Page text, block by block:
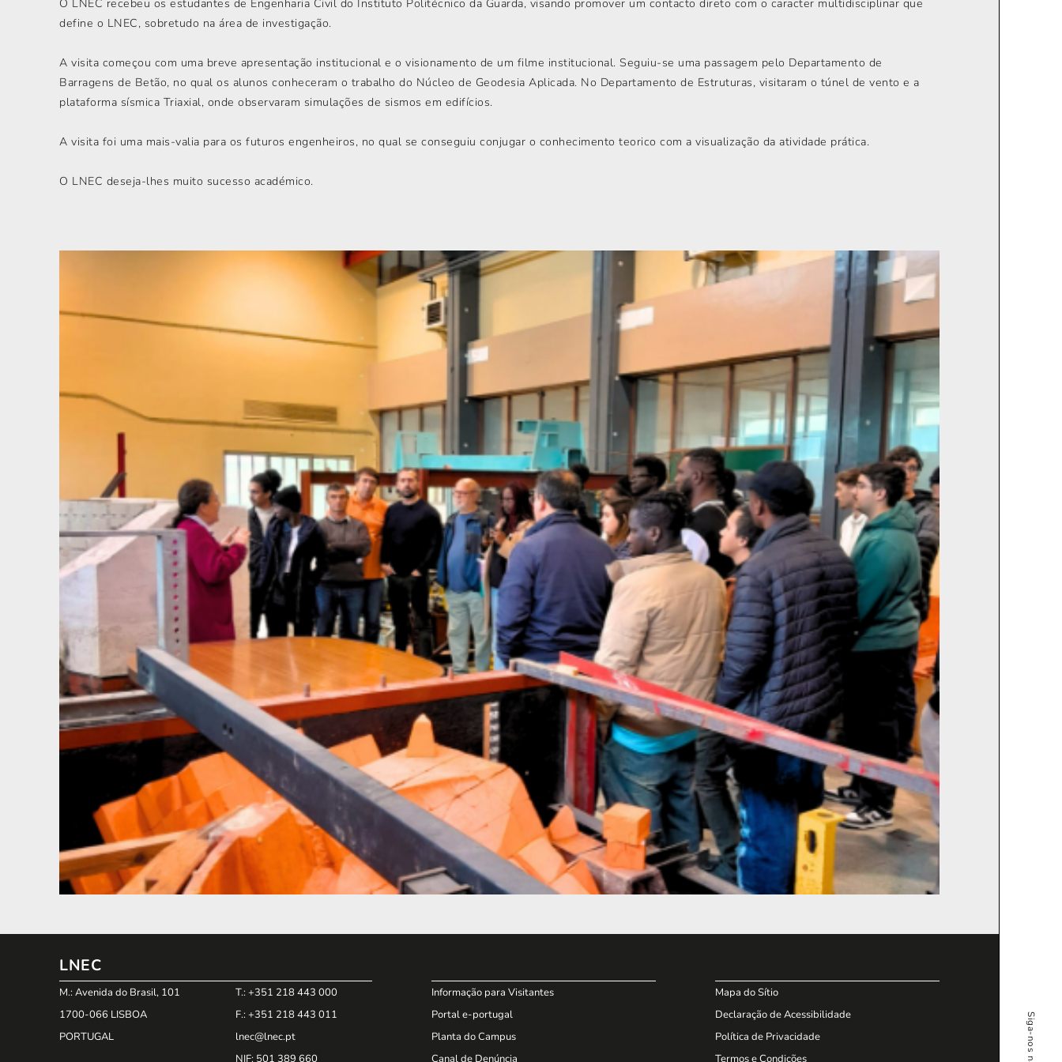
O LNEC recebeu os estudantes de Engenharia Civil do Instituto Politécnico da Guarda, visando promover um contacto direto com o caracter multidisciplinar que
define o LNEC, sobretudo na área de investigação.
A visita começou com uma breve apresentação institucional e o visionamento de um filme institucional. Seguiu-se uma passagem pelo Departamento de
Barragens de Betão, no qual os alunos conheceram o trabalho do Núcleo de Geodesia Aplicada. No Departamento de Estruturas, visitaram o túnel de vento e a
plataforma sísmica Triaxial, onde observaram simulações de sismos em edifícios.
A visita foi uma mais-valia para os futuros engenheiros, no qual se conseguiu conjugar o conhecimento teorico com a visualização da atividade prática.
O LNEC deseja-lhes muito sucesso académico.
LNEC
M.: Avenida do Brasil, 101
1700-066 LISBOA
PORTUGAL
T.: +351 218 443 000
F.: +351 218 443 011
lnec@lnec.pt
NIF: 501 389 660
Informação para Visitantes
Portal e-portugal
Planta do Campus
Canal de Denúncia
Mapa do Sítio
Declaração de Acessibilidade
Política de Privacidade
Termos e Condições